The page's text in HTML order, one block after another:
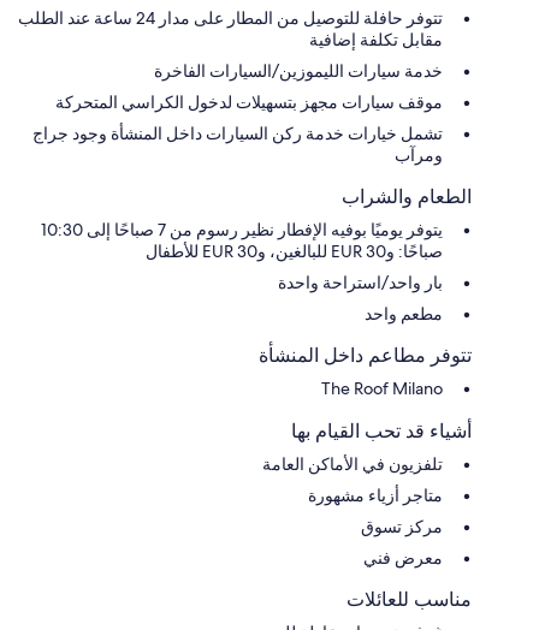
تتوفر حافلة للتوصيل من المطار على مدار 24 ساعة عند الطلب
مقابل تكلفة إضافية
خدمة سيارات الليموزين/السيارات الفاخرة
موقف سيارات مجهز بتسهيلات لدخول الكراسي المتحركة
تشمل خيارات خدمة ركن السيارات داخل المنشأة وجود جراج
ومرآب
الطعام والشراب
يتوفر يوميًا بوفيه الإفطار نظير رسوم من 7 صباحًا إلى 10:30
صباحًا: و30 EUR للبالغين، و30 EUR للأطفال
بار واحد/استراحة واحدة
مطعم واحد
تتوفر مطاعم داخل المنشأة
The Roof Milano
أشياء قد تحب القيام بها
تلفزيون في الأماكن العامة
متاجر أزياء مشهورة
مركز تسوق
معرض فني
مناسب للعائلات